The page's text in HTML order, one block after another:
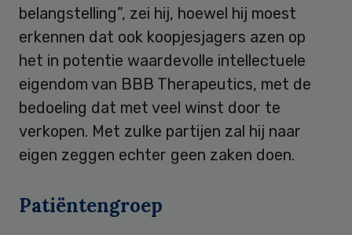
belangstelling”, zei hij, hoewel hij moest
erkennen dat ook koopjesjagers azen op
het in potentie waardevolle intellectuele
eigendom van BBB Therapeutics, met de
bedoeling dat met veel winst door te
verkopen. Met zulke partijen zal hij naar
eigen zeggen echter geen zaken doen.
Patiëntengroep